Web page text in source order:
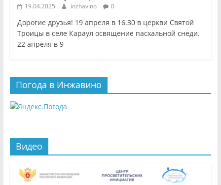
19.04.2025 inzhavino 0
Дорогие друзья! 19 апреля в 16.30 в церкви Святой
Троицы в селе Караул освящение пасхальной снеди.
22 апреля в 9
Погода в Инжавино
Видео